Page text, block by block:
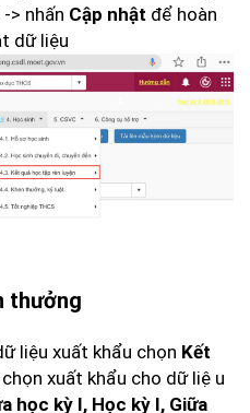
-> nhấn Cập nhật để hoàn
dữ liệu
thưởng
liệu xuất khẩu chọn Kết
chọn xuất khẩu cho dữ liệu
học kỳ I, Học kỳ I, Giữa